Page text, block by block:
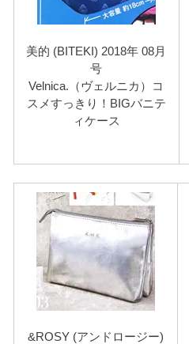
美的 (BITEKI) 2018年 08月
号
Velnica.（ヴェルニカ）コ
スメすっきり！BIGバニテ
ィケース
&ROSY (アンドロージー)